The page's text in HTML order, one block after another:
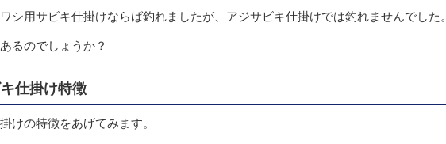
シ用サビキ仕掛けならば釣れましたが、アジサビキ仕掛けでは釣れませんでした。
るのでしょうか？
仕掛け特徴
けの特徴をあげてみます。